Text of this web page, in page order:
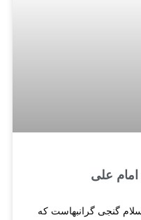
علی
گنجی گرانبهاست که